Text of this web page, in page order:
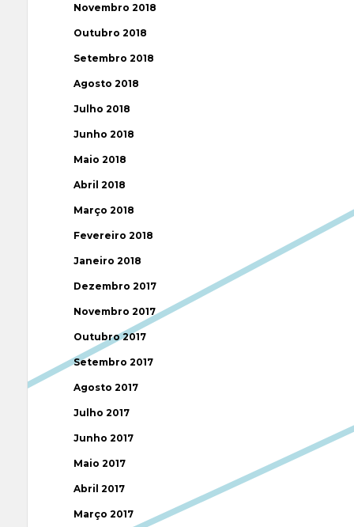
Novembro 2018
Outubro 2018
Setembro 2018
Agosto 2018
Julho 2018
Junho 2018
Maio 2018
Abril 2018
Março 2018
Fevereiro 2018
Janeiro 2018
Dezembro 2017
Novembro 2017
Outubro 2017
Setembro 2017
Agosto 2017
Julho 2017
Junho 2017
Maio 2017
Abril 2017
Março 2017